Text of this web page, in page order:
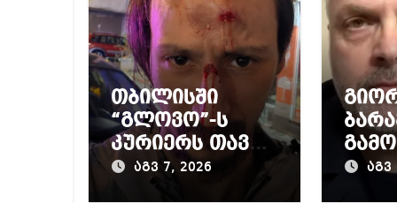
თბილისში
“გლოვო”-ს
კურიერს თავს
დაესხნენ
აგვ 7, 2026 აგვ